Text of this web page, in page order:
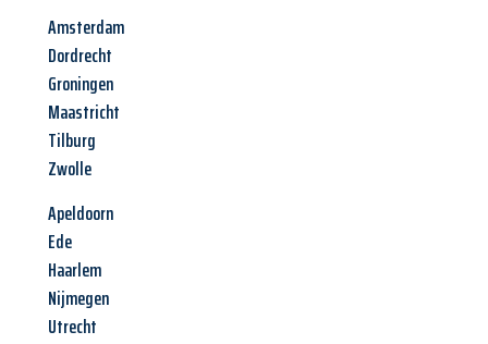
Amsterdam
Dordrecht
Groningen
Maastricht
Tilburg
Zwolle
Apeldoorn
Ede
Haarlem
Nijmegen
Utrecht